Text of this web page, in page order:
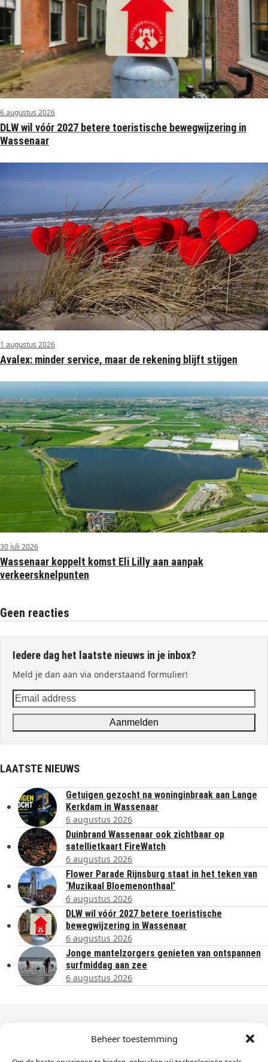
Beheer toestemming
6 augustus 2026
DLW wil vóór 2027 betere toeristische bewegwijzering in
Wassenaar
1 augustus 2026
Avalex: minder service, maar de rekening blijft stijgen
30 juli 2026
Wassenaar koppelt komst Eli Lilly aan aanpak
verkeersknelpunten
Geen reacties
Iedere dag het laatste nieuws in je inbox?
Meld je dan aan via onderstaand formulier!
Email
address
Aanmelden
LAATSTE NIEUWS
Getuigen gezocht na woninginbraak aan Lange
Kerkdam in Wassenaar
6 augustus 2026
Duinbrand Wassenaar ook zichtbaar op
satellietkaart FireWatch
6 augustus 2026
Flower Parade Rijnsburg staat in het teken van
‘Muzikaal Bloemenonthaal’
6 augustus 2026
DLW wil vóór 2027 betere toeristische
bewegwijzering in Wassenaar
6 augustus 2026
Jonge mantelzorgers genieten van ontspannen
surfmiddag aan zee
6 augustus 2026
Dagelijks het laatste nieuws in je e-mail?